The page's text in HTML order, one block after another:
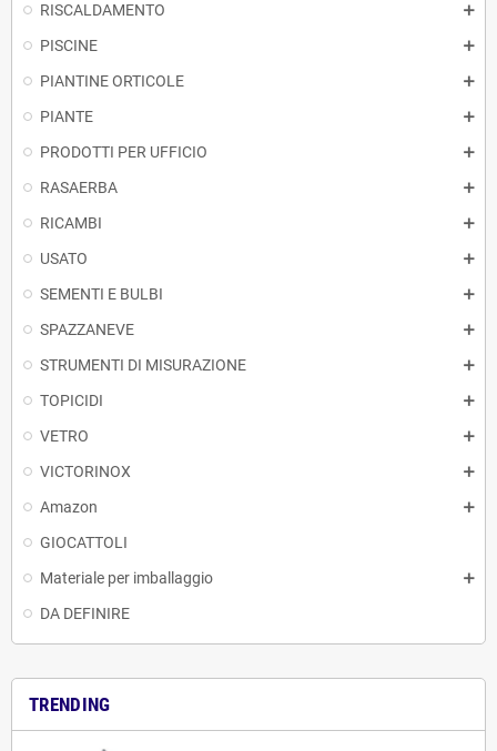
RISCALDAMENTO
PISCINE
PIANTINE ORTICOLE
PIANTE
PRODOTTI PER UFFICIO
RASAERBA
RICAMBI
USATO
SEMENTI E BULBI
SPAZZANEVE
STRUMENTI DI MISURAZIONE
TOPICIDI
VETRO
VICTORINOX
Amazon
GIOCATTOLI
Materiale per imballaggio
DA DEFINIRE
TRENDING